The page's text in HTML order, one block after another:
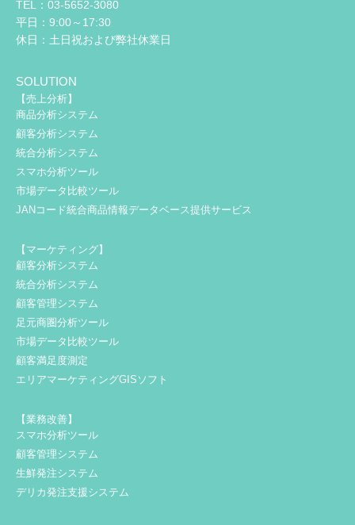
TEL：03-5652-3080
平日：9:00～17:30
休日：土日祝および弊社休業日
SOLUTION
【売上分析】
商品分析システム
顧客分析システム
統合分析システム
スマホ分析ツール
市場データ比較ツール
JANコード統合商品情報データベース提供サービス
【マーケティング】
顧客分析システム
統合分析システム
顧客管理システム
足元商圏分析ツール
市場データ比較ツール
顧客満足度測定
エリアマーケティングGISソフト
【業務改善】
スマホ分析ツール
顧客管理システム
生鮮発注システム
デリカ発注支援システム